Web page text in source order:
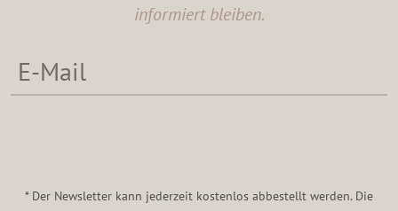
informiert bleiben.
* Der Newsletter kann jederzeit kostenlos abbestellt werden. Die